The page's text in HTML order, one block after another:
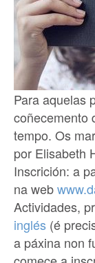
Para aquelas
coñecemento
tempo. Os
por Elisabeth
Inscrición: a
na web
Actividades,
inglés (é
a páxina non